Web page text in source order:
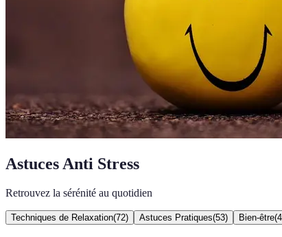
Astuces Anti Stress
Retrouvez la sérénité au quotidien
Techniques de Relaxation(72) Astuces Pratiques(53) Bien-être(